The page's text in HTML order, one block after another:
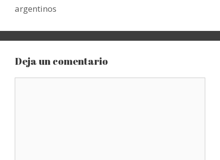
argentinos
Deja un comentario